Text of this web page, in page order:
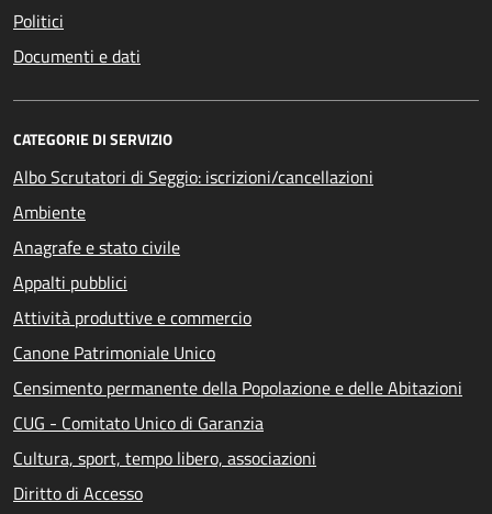
Politici
Documenti e dati
CATEGORIE DI SERVIZIO
Albo Scrutatori di Seggio: iscrizioni/cancellazioni
Ambiente
Anagrafe e stato civile
Appalti pubblici
Attività produttive e commercio
Canone Patrimoniale Unico
Censimento permanente della Popolazione e delle Abitazioni
CUG - Comitato Unico di Garanzia
Cultura, sport, tempo libero, associazioni
Diritto di Accesso